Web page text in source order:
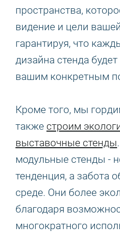
пространства,
видение и цели
гарантируя, что
дизайна стенда
вашим конкретным
Кроме того, мы
также строим
выставочные стенды
модульные стенды -
тенденция, а забота
среде. Они более
благодаря
многократного